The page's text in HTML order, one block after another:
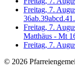
Freitag, 7.
36ab.39abcd.41.
Freitag, 7.
Matthäus - Mt
Freitag, 7.
© 2026